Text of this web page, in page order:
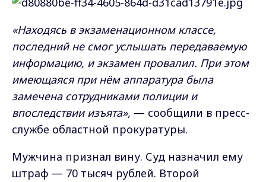
«Находясь в экзаменационном классе,
последний не смог услышать передаваемую
информацию, и экзамен провалил. При этом
имеющаяся при нём аппаратура была
замечена сотрудниками полиции и
впоследствии изъята», — сообщили в пресс-
службе областной прокуратуры.
Мужчина признал вину. Суд назначил ему
штраф — 70 тысяч рублей. Второй